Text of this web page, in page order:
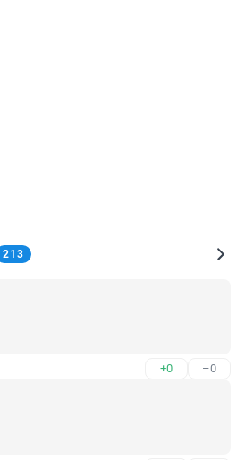
213
+0 –0